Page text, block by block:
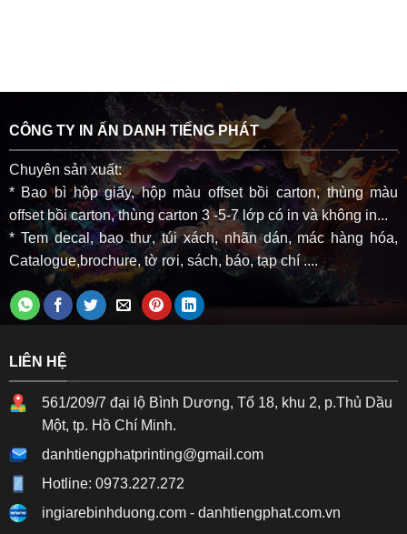
CÔNG TY IN ẤN DANH TIẾNG PHÁT
Chuyên sản xuất:
* Bao bì hộp giấy, hộp màu offset bồi carton, thùng màu
offset bồi carton, thùng carton 3 -5-7 lớp có in và không in...
* Tem decal, bao thư, túi xách, nhãn dán, mác hàng hóa,
Catalogue,brochure, tờ rơi, sách, báo, tạp chí ....
LIÊN HỆ
561/209/7 đại lộ Bình Dương, Tổ 18, khu 2, p.Thủ Dầu
Một, tp. Hồ Chí Minh.
danhtiengphatprinting@gmail.com
Hotline: 0973.227.272
ingiarebinhduong.com- danhtiengphat.com.vn